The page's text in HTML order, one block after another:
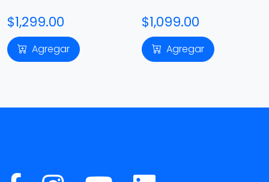
$1,299.00
Agregar
$1,099.00
Agregar